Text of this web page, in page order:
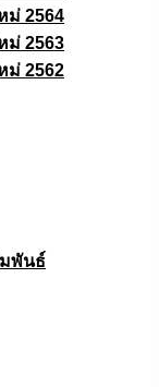
ม่ 2564
ม่ 2563
ม่ 2562
พันธ์